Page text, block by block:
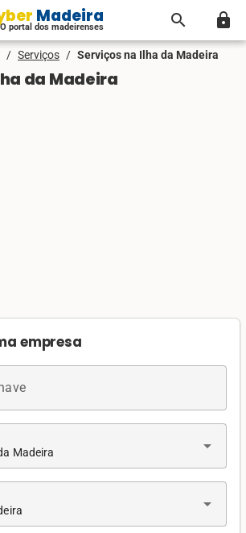
Madeira
O portal dos madeirenses search lock
/ Serviços / Serviços na Ilha da Madeira
da Madeira
empresa
Madeira arrow_drop_down
arrow_drop_down